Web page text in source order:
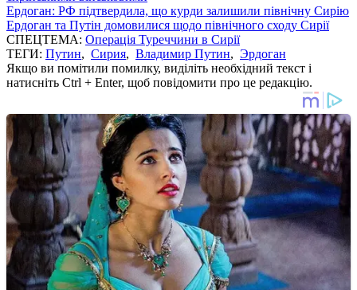
Ердоган: РФ підтвердила, що курди залишили північну Сирію
Ердоган та Путін домовилися щодо північного сходу Сирії
СПЕЦТЕМА: Операція Туреччини в Сирії
ТЕГИ: Путин, Сирия, Владимир Путин, Эрдоган
Якщо ви помітили помилку, виділіть необхідний текст і
натисніть Ctrl + Enter, щоб повідомити про це редакцію.